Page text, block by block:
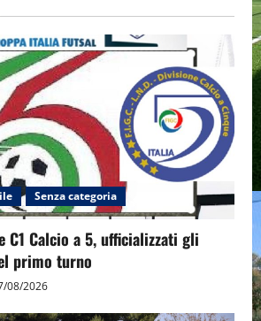
Senza categoria
C1 Calcio a 5, ufficializzati gli
primo turno
08/2026